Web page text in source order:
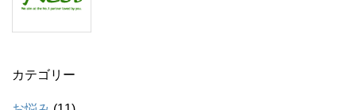
カテゴリー